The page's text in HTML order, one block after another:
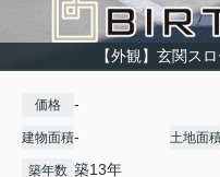
【外観】玄関ス
価格 -
建物面積- 土地面
築年数 築13年